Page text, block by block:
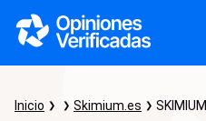
Inicio Skimium.es